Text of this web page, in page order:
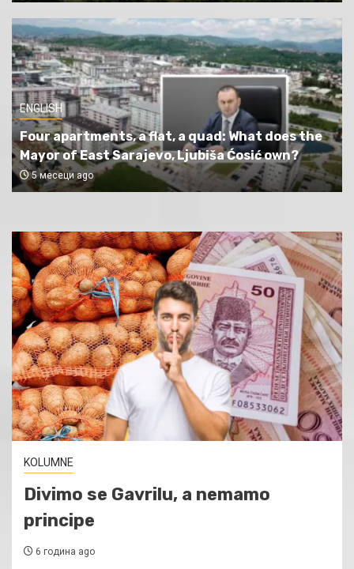
ENGLISH
Four apartments, a flat, a quad: What does the
Mayor of East Sarajevo, Ljubiša Ćosić own?
5 месеци ago
KOLUMNE
Divimo se Gavrilu, a nemamo
principe
6 година ago